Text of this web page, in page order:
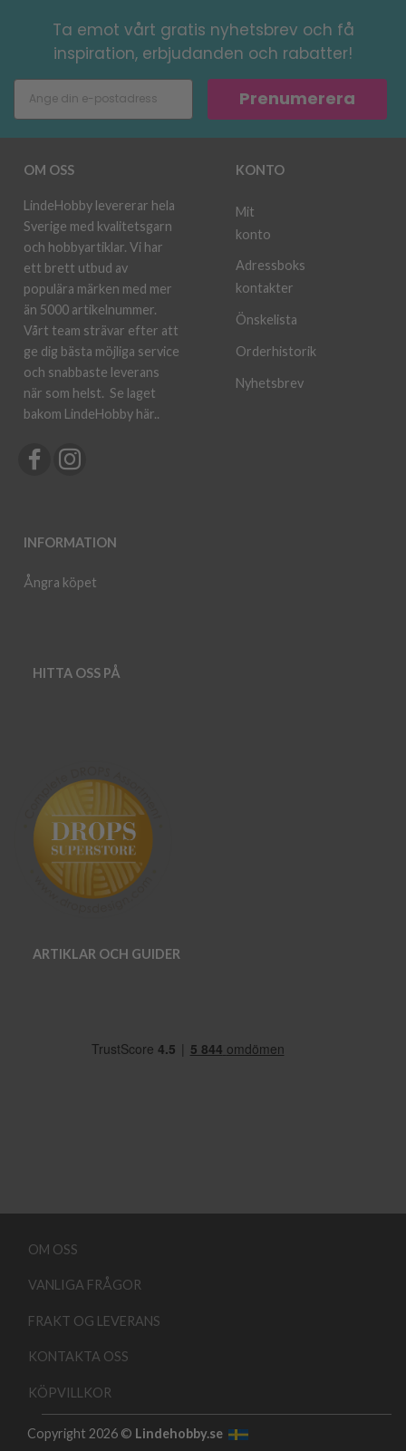
Ta emot vårt gratis nyhetsbrev och få
inspiration, erbjudanden och rabatter!
Prenumerera
OM OSS
LindeHobby levererar hela
Sverige med kvalitetsgarn
och hobbyartiklar. Vi har
ett brett utbud av
populära märken med mer
än 5000 artikelnummer.
Vårt team strävar efter att
ge dig bästa möjliga service
och snabbaste leverans
när som helst. Se laget
bakom LindeHobby här..
INFORMATION
Ångra köpet
KONTO
Mit
konto
Adressboks
kontakter
Önskelista
Orderhistorik
Nyhetsbrev
HITTA OSS PÅ
ARTIKLAR OCH GUIDER
OM OSS
VANLIGA FRÅGOR
FRAKT OG LEVERANS
KONTAKTA OSS
KÖPVILLKOR
Copyright 2026 © Lindehobby.se